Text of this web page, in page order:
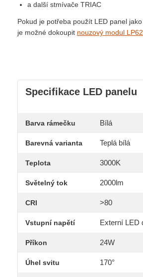
a další stmívače TRIAC
Pokud je potřeba použít LED panel jako
je možné dokoupit nouzový modul
Specifikace LED panelu
Barva rámečku Bílá
Barevná varianta Teplá bílá
Teplota 3000K
Světelný tok 2000lm
CRI >80
Vstupní napětí Externí LED
Příkon 24W
Úhel svitu 170°